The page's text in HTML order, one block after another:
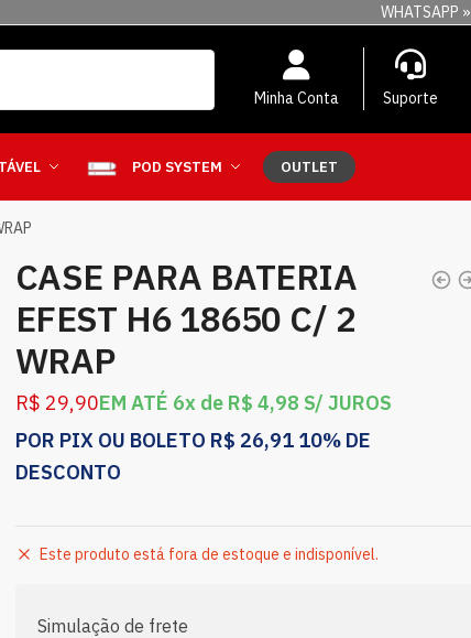
WHATSAPP »
Minha Conta Suporte
POD SYSTEM OUTLET
CASE PARA BATERIA
EFEST H6 18650 C/ 2
WRAP
R$ 29,90EM ATÉ 6x de R$ 4,98 S/ JUROS
POR PIX OU BOLETO R$ 26,91 10% DE
DESCONTO
Este produto está fora de estoque e indisponível.
Simulação de frete